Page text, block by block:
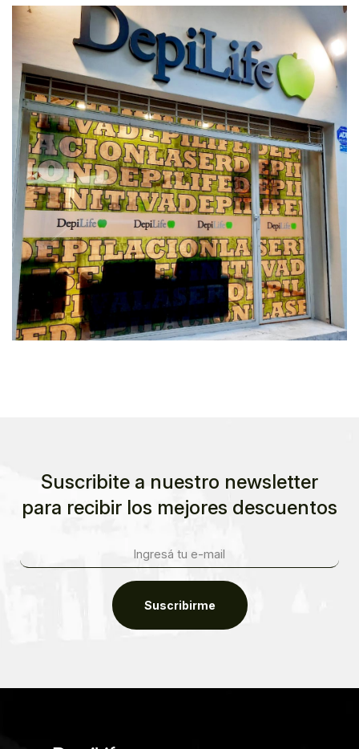
Suscribite a nuestro newsletter
para recibir los mejores descuentos
Suscribirme